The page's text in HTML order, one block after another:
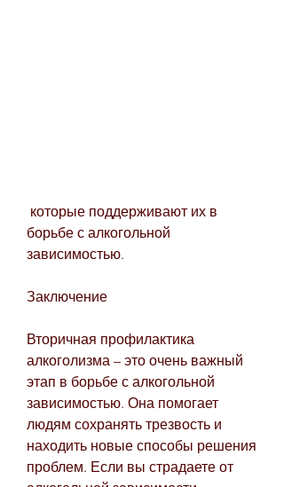
борьбе с алкогольной
зависимостью.
Заключение
Вторичная профилактика
алкоголизма – это очень важный
этап в борьбе с алкогольной
зависимостью. Она помогает
людям сохранять трезвость и
находить новые способы решения
проблем. Если вы страдаете от